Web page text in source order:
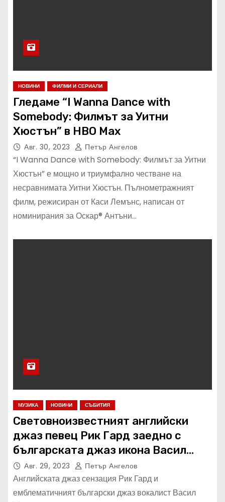
НОВИНИ ФИЛМИ И СЕРИАЛИ
Гледаме “I Wanna Dance with
Somebody: Филмът за Уитни
Хюстън” в HBO Max
Авг. 30, 2023 Петър Ангелов
“I Wanna Dance with Somebody: Филмът за Уитни
Хюстън” е мощно и триумфално честване на
несравнимата Уитни Хюстън. Пълнометражният
филм, режисиран от Каси Лемънс, написан от
номинирания за Оскар® Антъни…
МУЗИКА НОВИНИ СЪБИТИЯ
Световноизвестният английски
джаз певец Рик Гард заедно с
българската джаз икона Васил
Петров представят три съвместни
концерта в България
Авг. 29, 2023 Петър Ангелов
Английската джаз сензация Рик Гард и
емблематичният български джаз вокалист Васил